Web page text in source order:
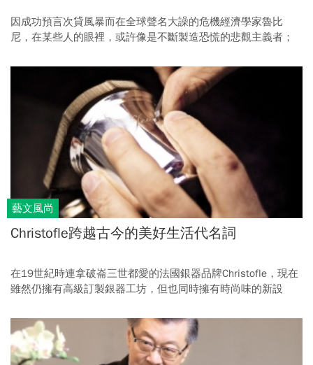
因成功預言次貸風暴而在全球聲名大譟的危機經濟學家魯比
尼，在某些人的眼裡，或許像是不斷製造恐慌的悲觀主義者；
學經濟，就是為了要讓世界更美好。」
藝文風尚
Christofle跨越古今的美好生活代名詞
在19世紀時連拿破崙三世都愛的法國銀器品牌Christofle，現在
雖然仍擁有高級訂製銀器工坊，但也同時擁有時尚味的新設